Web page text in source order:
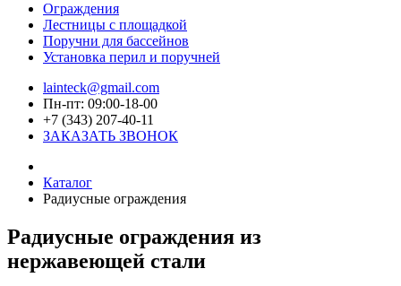
Ограждения
Лестницы с площадкой
Поручни для бассейнов
Установка перил и поручней
lainteck@gmail.com
Пн-пт: 09:00-18-00
+7 (343) 207-40-11
ЗАКАЗАТЬ ЗВОНОК
Каталог
Радиусные ограждения
Радиусные ограждения из
нержавеющей стали